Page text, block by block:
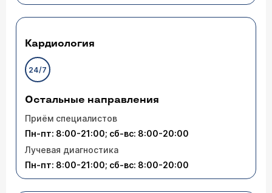
Кардиология
24/7
Остальные направления
Приём специалистов
Пн-пт: 8:00-21:00; сб-вс: 8:00-20:00
Лучевая диагностика
Пн-пт: 8:00-21:00; сб-вс: 8:00-20:00